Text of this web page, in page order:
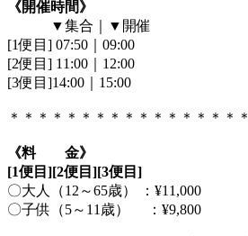
《開催時間》
▼集合｜▼開催
[1便目] 07:50｜09:00
[2便目] 11:00｜12:00
[3便目]14:00｜15:00
＊＊＊＊＊＊＊＊＊＊＊＊＊＊＊＊＊
《料 金》
[1便目][2便目][3便目]
〇大人（12～65歳） ：¥11,000
〇子供（5～11歳） ：¥9,800